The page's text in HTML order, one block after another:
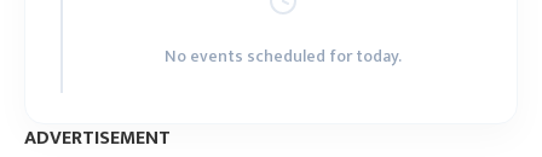
No events scheduled for today.
ADVERTISEMENT